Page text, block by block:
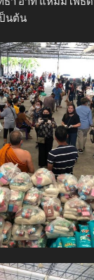
นต้น